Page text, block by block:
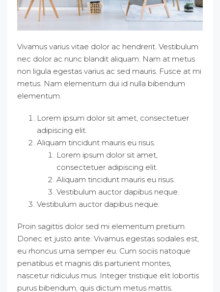
Vivamus varius vitae dolor ac hendrerit. Vestibulum
nec dolor ac nunc blandit aliquam. Nam at metus
non ligula egestas varius ac sed mauris. Fusce at mi
metus. Nam elementum dui id nulla bibendum
elementum.
Lorem ipsum dolor sit amet, consectetuer
adipiscing elit.
Aliquam tincidunt mauris eu risus.
Lorem ipsum dolor sit amet,
consectetuer adipiscing elit.
Aliquam tincidunt mauris eu risus.
Vestibulum auctor dapibus neque.
Vestibulum auctor dapibus neque.
Proin sagittis dolor sed mi elementum pretium.
Donec et justo ante. Vivamus egestas sodales est,
eu rhoncus urna semper eu. Cum sociis natoque
penatibus et magnis dis parturient montes,
nascetur ridiculus mus. Integer tristique elit lobortis
purus bibendum, quis dictum metus mattis.